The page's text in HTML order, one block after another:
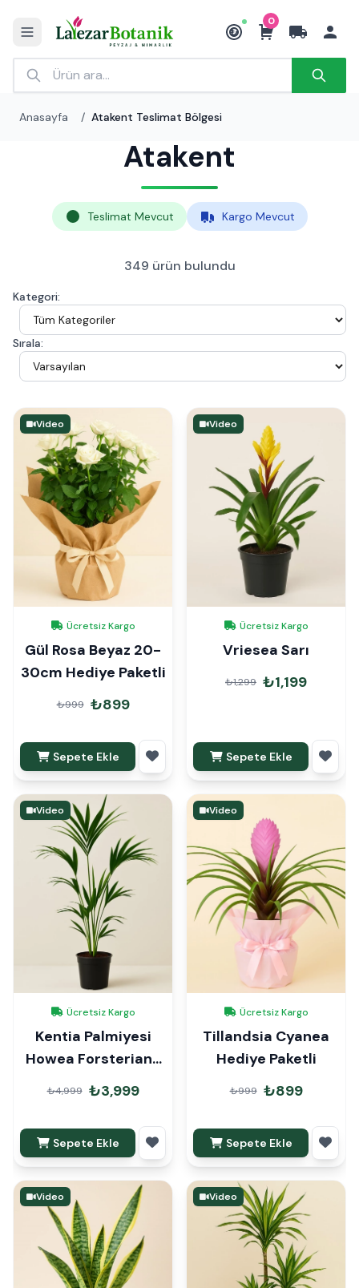
₺
0
Anasayfa / Atakent Teslimat Bölgesi
Atakent
Teslimat Mevcut Kargo Mevcut
349 ürün bulundu
Kategori:
Sırala:
Video
Ücretsiz Kargo
Gül Rosa Beyaz 20-
30cm Hediye Paketli
₺999 ₺899
Sepete Ekle
Video
Ücretsiz Kargo
Vriesea Sarı
₺1,299 ₺1,199
Sepete Ekle
Video
Ücretsiz Kargo
Kentia Palmiyesi
Howea Forsteriana
110 cm
₺4,999 ₺3,999
Sepete Ekle
Video
Ücretsiz Kargo
Tillandsia Cyanea
Hediye Paketli
₺999 ₺899
Sepete Ekle
Video Video